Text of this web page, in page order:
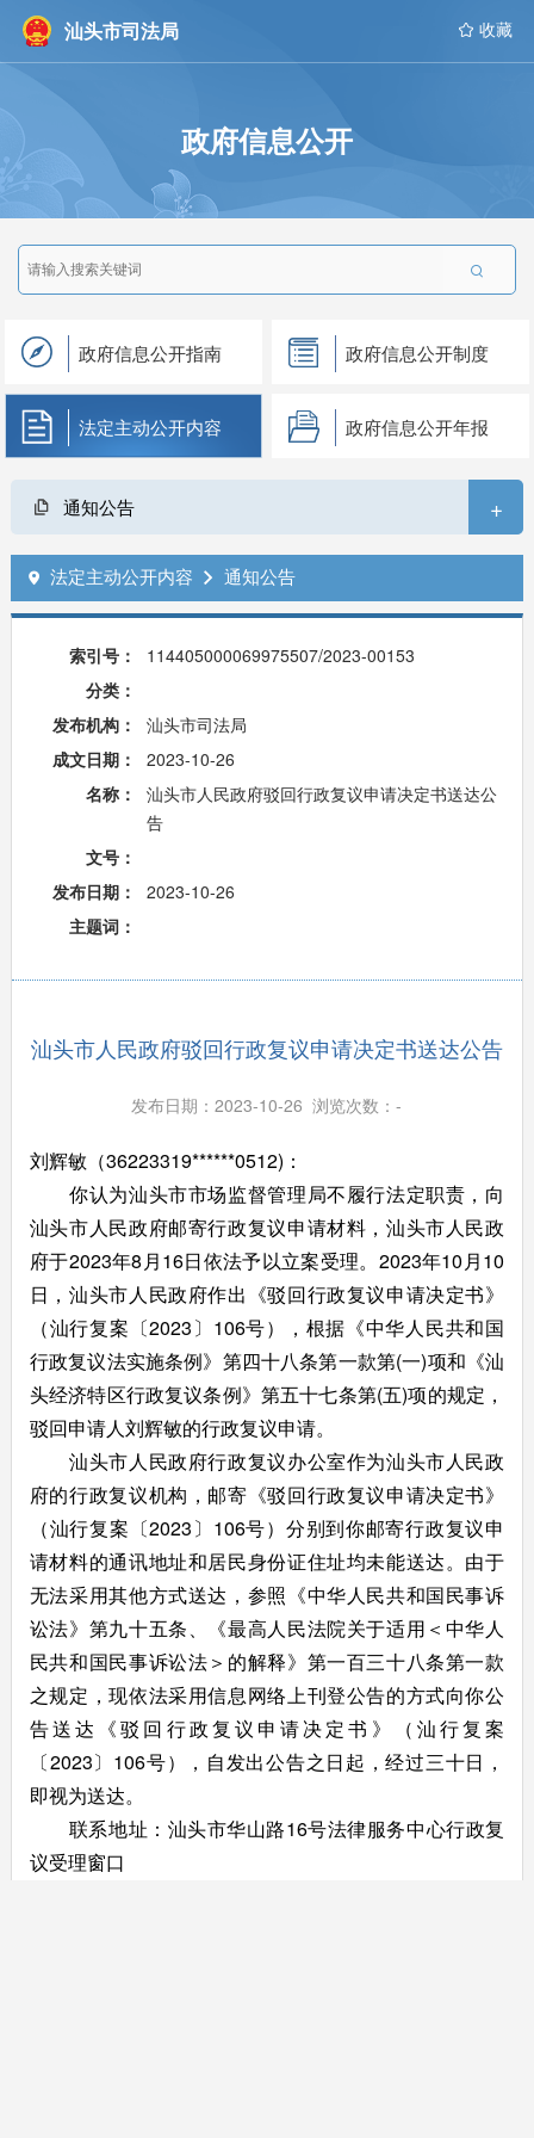
汕头市司法局  收藏
政府信息公开

政府信息公开指南 政府信息公开制度
法定主动公开内容 政府信息公开年报
通知公告 +
 法定主动公开内容  通知公告
索引号：
114405000069975507/2023-00153
分类：
发布机构：
汕头市司法局
成文日期：
2023-10-26
名称：
汕头市人民政府驳回行政复议申请决定书送达公
告
文号：
发布日期：
2023-10-26
主题词：
汕头市人民政府驳回行政复议申请决定书送达公告
发布日期：2023-10-26 浏览次数：-
刘辉敏（36223319******0512)：
你认为汕头市市场监督管理局不履行法定职责，向
汕头市人民政府邮寄行政复议申请材料，汕头市人民政
府于2023年8月16日依法予以立案受理。2023年10月10
日，汕头市人民政府作出《驳回行政复议申请决定书》
（汕行复案〔2023〕106号），根据《中华人民共和国
行政复议法实施条例》第四十八条第一款第(一)项和《汕
头经济特区行政复议条例》第五十七条第(五)项的规定，
驳回申请人刘辉敏的行政复议申请。
汕头市人民政府行政复议办公室作为汕头市人民政
府的行政复议机构，邮寄《驳回行政复议申请决定书》
（汕行复案〔2023〕106号）分别到你邮寄行政复议申
请材料的通讯地址和居民身份证住址均未能送达。由于
无法采用其他方式送达，参照《中华人民共和国民事诉
讼法》第九十五条、《最高人民法院关于适用＜中华人
民共和国民事诉讼法＞的解释》第一百三十八条第一款
之规定，现依法采用信息网络上刊登公告的方式向你公
告送达《驳回行政复议申请决定书》（汕行复案
〔2023〕106号），自发出公告之日起，经过三十日，
即视为送达。
联系地址：汕头市华山路16号法律服务中心行政复
议受理窗口